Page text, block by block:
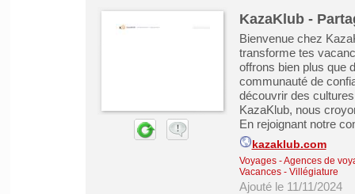
KazaKlub -
Bienvenue chez
transforme tes
offrons bien plus que
communauté de
découvrir des
KazaKlub, nous
En rejoignant notre
kazaklub.com
Voyages - Agences de
Vacances - Villégiature
Ajouté le 11/11/2024